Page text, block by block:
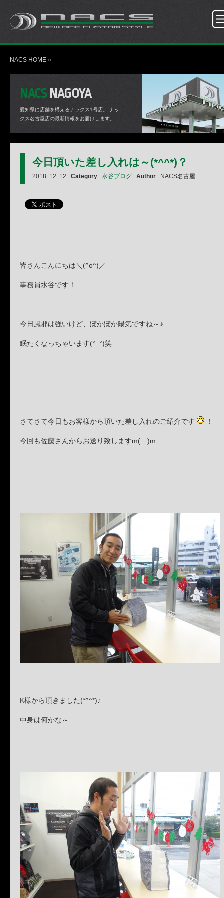
NACS HOME »
NACSNAGOYA
愛知県に店舗を構えるナックス1号店。
ナッ
クス名古屋店の最新情報をお届けします。
今日頂いた差し入れは～(*^^*)？
2018. 12. 12 Category : 水谷ブログ Author : NACS名古屋
皆さんこんにちは＼(^o^)／
事務員水谷です！
今日風邪は強いけど、ぽかぽか陽気ですね～♪
眠たくなっちゃいます(°_°)笑
さてさて今日もお客様から頂いた差し入れのご紹介です ！
今回も佐藤さんからお送り致しますm(＿)m
K様から頂きました(*^^*)♪
中身は何かな～